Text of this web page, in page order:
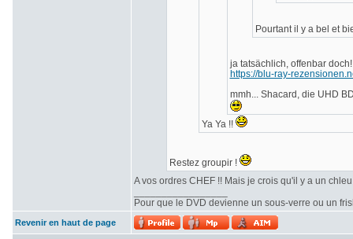
Pourtant il y a bel et
ja tatsächlich, offenbar
https://blu-ray-
mmh... Shacard, die UHD
Ya Ya !!
Restez groupir !
A vos ordres CHEF !! Mais je crois qu'il y a un
Pour que le DVD devienne un sous-verre ou un
Revenir en haut de page